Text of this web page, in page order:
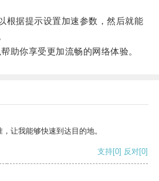
据提示设置加速参数，然后就能
你享受更加流畅的网络体验。
让我能够快速到达目的地。
支持[0] 反对[0]